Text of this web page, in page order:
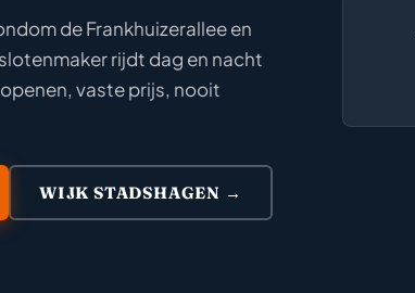
de Frankhuizerallee en
rijdt dag en nacht
vaste prijs, nooit
WIJK STADSHAGEN →